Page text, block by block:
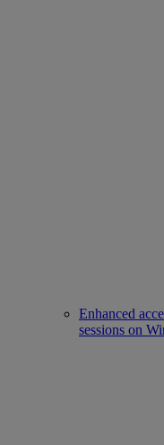
Enhanced
sessions on